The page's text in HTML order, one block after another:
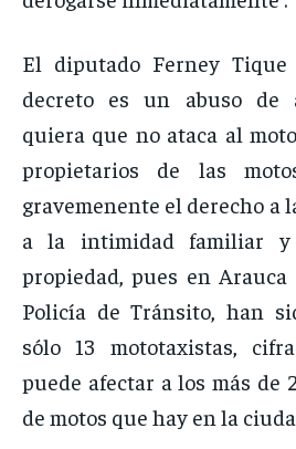
El diputado Ferney
decreto es un abuso de
quiera que no ataca al
propietarios de las
gravemenente el derecho a
a la intimidad familiar
propiedad, pues en
Policía de Tránsito, han
sólo 13 mototaxistas,
puede afectar a los más de
de motos que hay en la